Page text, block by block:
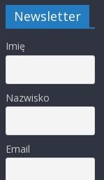
Newsletter
Imię
Nazwisko
Email